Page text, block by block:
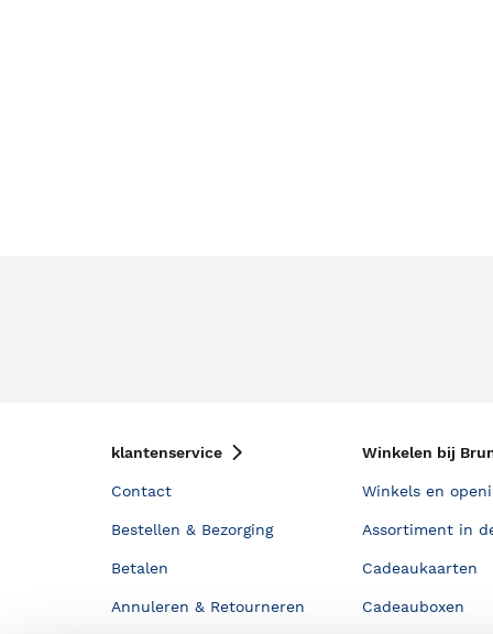
klantenservice
Contact
Bestellen & Bezorging
Betalen
Annuleren & Retourneren
Winkelen bij
Winkels en
Assortiment in
Cadeaukaarten
Cadeauboxen